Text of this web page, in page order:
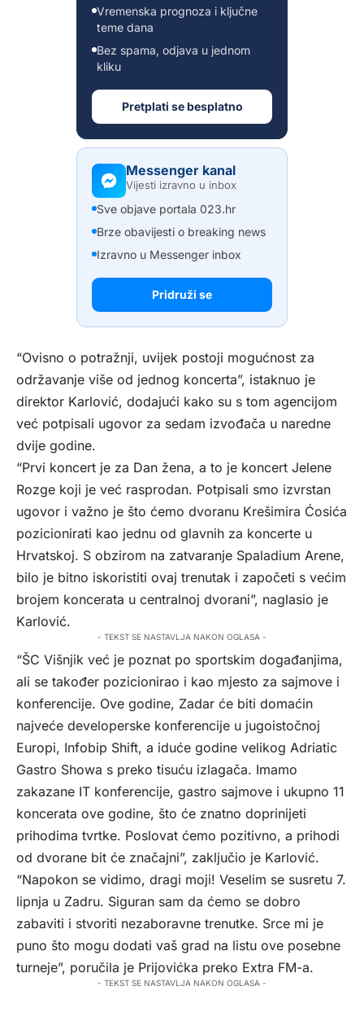
Vremenska prognoza i ključne
teme dana
Bez spama, odjava u jednom
kliku
Pretplati se besplatno
Messenger kanal
Vijesti izravno u inbox
Sve objave portala 023.hr
Brze obavijesti o breaking news
Izravno u Messenger inbox
Pridruži se
“Ovisno o potražnji, uvijek postoji mogućnost za
održavanje više od jednog koncerta”, istaknuo je
direktor Karlović, dodajući kako su s tom agencijom
već potpisali ugovor za sedam izvođača u naredne
dvije godine.
“Prvi koncert je za Dan žena, a to je koncert Jelene
Rozge koji je već rasprodan. Potpisali smo izvrstan
ugovor i važno je što ćemo dvoranu Krešimira Ćosića
pozicionirati kao jednu od glavnih za koncerte u
Hrvatskoj. S obzirom na zatvaranje Spaladium Arene,
bilo je bitno iskoristiti ovaj trenutak i započeti s većim
brojem koncerata u centralnoj dvorani”, naglasio je
Karlović.
- TEKST SE NASTAVLJA NAKON OGLASA -
“ŠC Višnjik već je poznat po sportskim događanjima,
ali se također pozicionirao i kao mjesto za sajmove i
konferencije. Ove godine, Zadar će biti domaćin
najveće developerske konferencije u jugoistočnoj
Europi, Infobip Shift, a iduće godine velikog Adriatic
Gastro Showa s preko tisuću izlagača. Imamo
zakazane IT konferencije, gastro sajmove i ukupno 11
koncerata ove godine, što će znatno doprinijeti
prihodima tvrtke. Poslovat ćemo pozitivno, a prihodi
od dvorane bit će značajni”, zaključio je Karlović.
“Napokon se vidimo, dragi moji! Veselim se susretu 7.
lipnja u Zadru. Siguran sam da ćemo se dobro
zabaviti i stvoriti nezaboravne trenutke. Srce mi je
puno što mogu dodati vaš grad na listu ove posebne
turneje”, poručila je Prijovićka preko Extra FM-a.
- TEKST SE NASTAVLJA NAKON OGLASA -